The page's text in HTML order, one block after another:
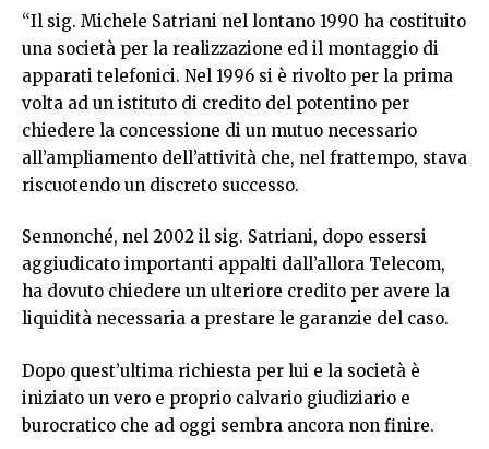
“Il sig. Michele Satriani nel lontano 1990 ha costituito
una società per la realizzazione ed il montaggio di
apparati telefonici. Nel 1996 si è rivolto per la prima
volta ad un istituto di credito del potentino per
chiedere la concessione di un mutuo necessario
all’ampliamento dell’attività che, nel frattempo, stava
riscuotendo un discreto successo.
Sennonché, nel 2002 il sig. Satriani, dopo essersi
aggiudicato importanti appalti dall’allora Telecom,
ha dovuto chiedere un ulteriore credito per avere la
liquidità necessaria a prestare le garanzie del caso.
Dopo quest’ultima richiesta per lui e la società è
iniziato un vero e proprio calvario giudiziario e
burocratico che ad oggi sembra ancora non finire.